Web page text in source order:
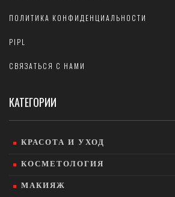
ПОЛИТИКА КОНФИДЕНЦИАЛЬНОСТИ
PIPL
СВЯЗАТЬСЯ С НАМИ
КАТЕГОРИИ
КРАСОТА И УХОД
КОСМЕТОЛОГИЯ
МАКИЯЖ